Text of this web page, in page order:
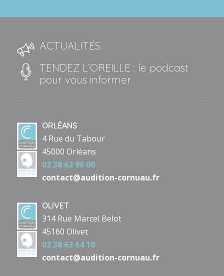
ACTUALITÉS
TENDEZ L’OREILLE : le podcast
pour vous informer
ORLÉANS
4 Rue du Tabour
45000 Orléans
02 38 62 96 00
contact@audition-cornuau.fr
OLIVET
314 Rue Marcel Belot
45160 Olivet
02 38 63 64 10
contact@audition-cornuau.fr